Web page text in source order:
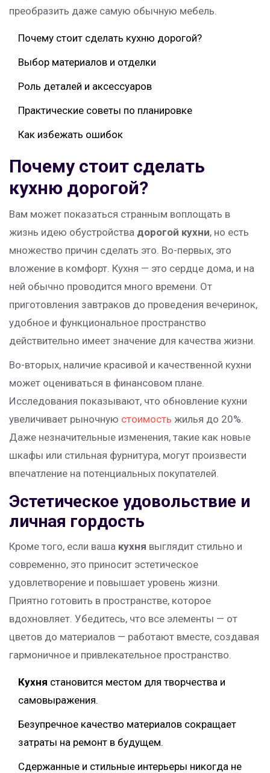
преобразить даже самую обычную мебель.
Почему стоит сделать кухню дорогой?
Выбор материалов и отделки
Роль деталей и аксессуаров
Практические советы по планировке
Как избежать ошибок
Почему стоит сделать
кухню дорогой?
Вам может показаться странным воплощать в
жизнь идею обустройства дорогой кухни, но есть
множество причин сделать это. Во-первых, это
вложение в комфорт. Кухня — это сердце дома, и на
ней обычно проводится много времени. От
приготовления завтраков до проведения вечеринок,
удобное и функциональное пространство
действительно имеет значение для качества жизни.
Во-вторых, наличие красивой и качественной кухни
может оцениваться в финансовом плане.
Исследования показывают, что обновление кухни
увеличивает рыночную стоимость жилья до 20%.
Даже незначительные изменения, такие как новые
шкафы или стильная фурнитура, могут произвести
впечатление на потенциальных покупателей.
Эстетическое удовольствие и
личная гордость
Кроме того, если ваша кухня выглядит стильно и
современно, это приносит эстетическое
удовлетворение и повышает уровень жизни.
Приятно готовить в пространстве, которое
вдохновляет. Убедитесь, что все элементы — от
цветов до материалов — работают вместе, создавая
гармоничное и привлекательное пространство.
Кухня становится местом для творчества и
самовыражения.
Безупречное качество материалов сокращает
затраты на ремонт в будущем.
Сдержанные и стильные интерьеры никогда не